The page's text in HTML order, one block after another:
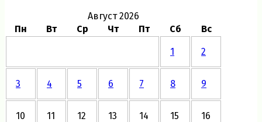
Август 2026
Пн
Вт Ср Чт Пт Сб Вс
1 2
3 4 5 6 7 8 9
10 11 12 13 14 15 16